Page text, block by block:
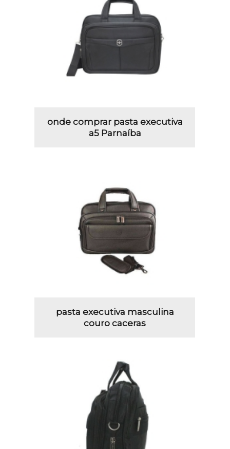
onde comprar pasta executiva
a5 Parnaíba
pasta executiva masculina
couro caceras